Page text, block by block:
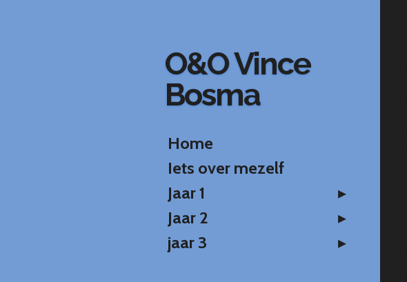
O&O Vince
Bosma
Home
Iets over mezelf
Jaar 1
Jaar 2
jaar 3